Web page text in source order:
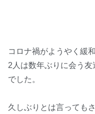
コロナ禍がようやく緩
2人は数年ぶりに会う
でした。
久しぶりとは言っても